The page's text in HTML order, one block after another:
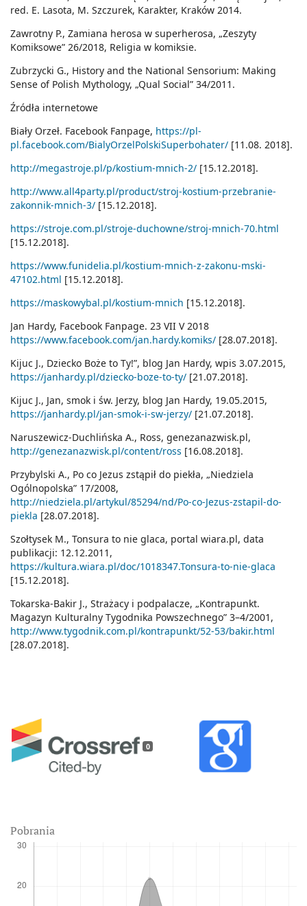
0
Pobrania
red. E. Lasota, M. Szczurek, Karakter, Kraków 2014.
Zawrotny P., Zamiana herosa w superherosa, „Zeszyty
Komiksowe” 26/2018, Religia w komiksie.
Zubrzycki G., History and the National Sensorium: Making
Sense of Polish Mythology, „Qual Social” 34/2011.
Źródła internetowe
Biały Orzeł. Facebook Fanpage, https://pl-
pl.facebook.com/BialyOrzelPolskiSuperbohater/ [11.08. 2018].
http://megastroje.pl/p/kostium-mnich-2/ [15.12.2018].
http://www.all4party.pl/product/stroj-kostium-przebranie-
zakonnik-mnich-3/ [15.12.2018].
https://stroje.com.pl/stroje-duchowne/stroj-mnich-70.html
[15.12.2018].
https://www.funidelia.pl/kostium-mnich-z-zakonu-mski-
47102.html [15.12.2018].
https://maskowybal.pl/kostium-mnich [15.12.2018].
Jan Hardy, Facebook Fanpage. 23 VII V 2018
https://www.facebook.com/jan.hardy.komiks/ [28.07.2018].
Kijuc J., Dziecko Boże to Ty!”, blog Jan Hardy, wpis 3.07.2015,
https://janhardy.pl/dziecko-boze-to-ty/ [21.07.2018].
Kijuc J., Jan, smok i św. Jerzy, blog Jan Hardy, 19.05.2015,
https://janhardy.pl/jan-smok-i-sw-jerzy/ [21.07.2018].
Naruszewicz-Duchlińska A., Ross, genezanazwisk.pl,
http://genezanazwisk.pl/content/ross [16.08.2018].
Przybylski A., Po co Jezus zstąpił do piekła, „Niedziela
Ogólnopolska” 17/2008,
http://niedziela.pl/artykul/85294/nd/Po-co-Jezus-zstapil-do-
piekla [28.07.2018].
Szołtysek M., Tonsura to nie glaca, portal wiara.pl, data
publikacji: 12.12.2011,
https://kultura.wiara.pl/doc/1018347.Tonsura-to-nie-glaca
[15.12.2018].
Tokarska-Bakir J., Strażacy i podpalacze, „Kontrapunkt.
Magazyn Kulturalny Tygodnika Powszechnego” 3–4/2001,
http://www.tygodnik.com.pl/kontrapunkt/52-53/bakir.html
[28.07.2018].